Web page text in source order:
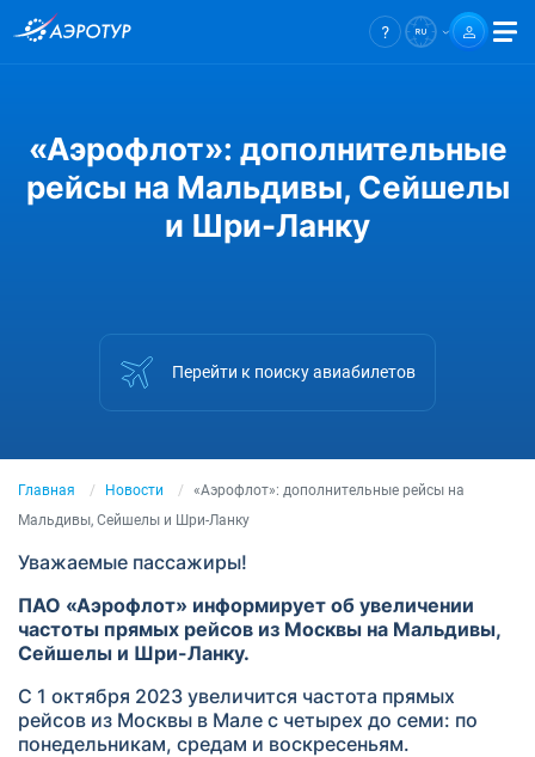
«Аэрофлот»: дополнительные
рейсы на Мальдивы, Сейшелы
и Шри-Ланку
Перейти к поиску авиабилетов
Главная Новости
«Аэрофлот»: дополнительные рейсы на
Мальдивы, Сейшелы и Шри-Ланку
Уважаемые пассажиры!
ПАО «Аэрофлот» информирует об увеличении
частоты прямых рейсов из Москвы на Мальдивы,
Сейшелы и Шри-Ланку.
С 1 октября 2023 увеличится частота прямых
рейсов из Москвы в Мале с четырех до семи: по
понедельникам, средам и воскресеньям.